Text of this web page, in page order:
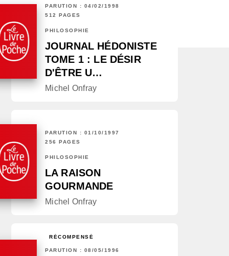
PARUTION : 04/02/1998
512 PAGES
PHILOSOPHIE
JOURNAL HÉDONISTE
TOME 1 : LE DÉSIR
D'ÊTRE U…
Michel Onfray
PARUTION : 01/10/1997
256 PAGES
PHILOSOPHIE
LA RAISON
GOURMANDE
Michel Onfray
RÉCOMPENSÉ
PARUTION : 08/05/1996